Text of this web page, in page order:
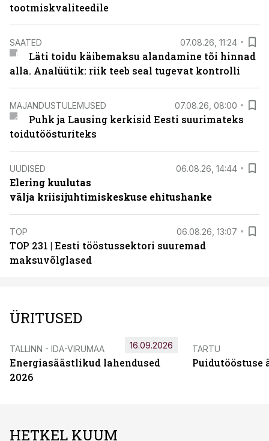
tootmiskvaliteedile
SAATED 07.08.26, 11:24
Läti toidu käibemaksu alandamine tõi hinnad
alla. Analüütik: riik teeb seal tugevat kontrolli
MAJANDUSTULEMUSED 07.08.26, 08:00
Puhk ja Lausing kerkisid Eesti suurimateks
toidutöösturiteks
UUDISED 06.08.26, 14:44
Elering kuulutas
välja kriisijuhtimiskeskuse ehitushanke
TOP 06.08.26, 13:07
TOP 231 | Eesti tööstussektori suuremad
maksuvõlglased
ÜRITUSED
TALLINN - IDA-VIRUMAA
Energiasäästlikud lahendused
2026
16.09.2026 TARTU
Puidutööstuse
HETKEL KUUM